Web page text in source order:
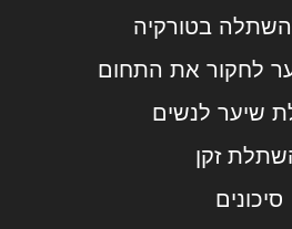
בטורקיה
לחקור את התחום
שיער לנשים
זקן
סיכונים